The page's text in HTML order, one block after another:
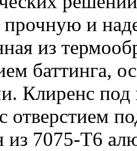
прочную и
из
баттинга,
Клиренс
отверстием
из 7075-T6